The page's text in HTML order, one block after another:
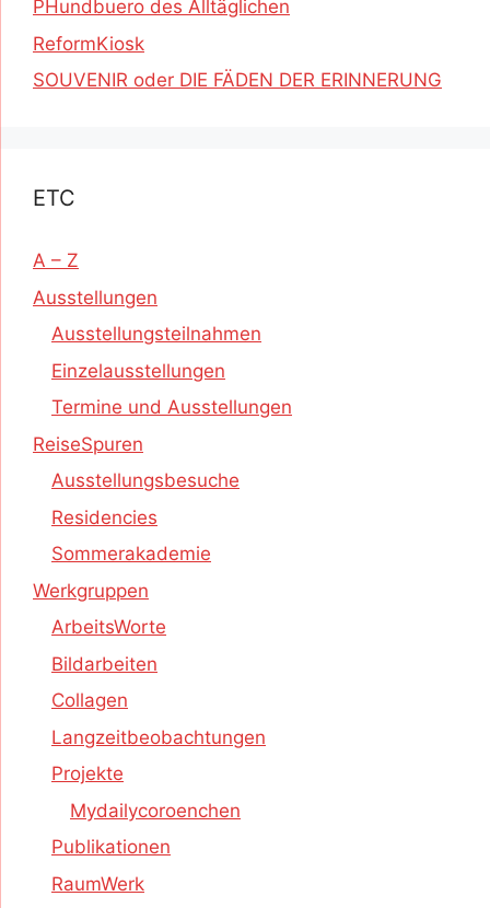
PHundbuero des Alltäglichen
ReformKiosk
SOUVENIR oder DIE FÄDEN DER ERINNERUNG
ETC
A – Z
Ausstellungen
Ausstellungsteilnahmen
Einzelausstellungen
Termine und Ausstellungen
ReiseSpuren
Ausstellungsbesuche
Residencies
Sommerakademie
Werkgruppen
ArbeitsWorte
Bildarbeiten
Collagen
Langzeitbeobachtungen
Projekte
Mydailycoroenchen
Publikationen
RaumWerk